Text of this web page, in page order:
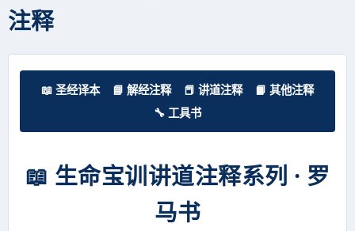
注释
📖 圣经译本 📘 解经注释 📕 讲道注释
📙 其他注释
🔧 工具书
📖 生命宝训讲道注释系列 · 罗
马书